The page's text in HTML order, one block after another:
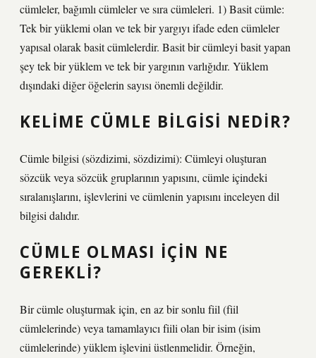
cümleler, bağımlı cümleler ve sıra cümleleri. 1) Basit cümle:
Tek bir yüklemi olan ve tek bir yargıyı ifade eden cümleler
yapısal olarak basit cümlelerdir. Basit bir cümleyi basit yapan
şey tek bir yüklem ve tek bir yargının varlığıdır. Yüklem
dışındaki diğer öğelerin sayısı önemli değildir.
KELIME CÜMLE BILGISI NEDIR?
Cümle bilgisi (sözdizimi, sözdizimi): Cümleyi oluşturan
sözcük veya sözcük gruplarının yapısını, cümle içindeki
sıralanışlarını, işlevlerini ve cümlenin yapısını inceleyen dil
bilgisi dalıdır.
CÜMLE OLMASI IÇIN NE
GEREKLI?
Bir cümle oluşturmak için, en az bir sonlu fiil (fiil
cümlelerinde) veya tamamlayıcı fiili olan bir isim (isim
cümlelerinde) yüklem işlevini üstlenmelidir. Örneğin,